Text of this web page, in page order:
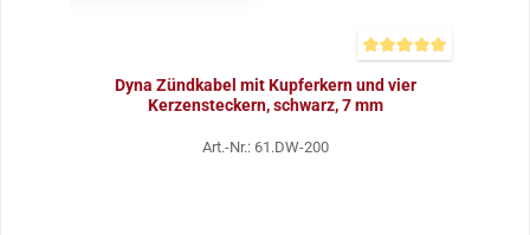
Dyna Zündkabel mit Kupferkern und vier
Kerzensteckern, schwarz, 7 mm
Art.-Nr.: 61.DW-200